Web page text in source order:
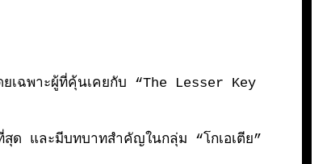
ยเฉพาะผู้ที่คุ้นเคยกับ “The Lesser Key
ด และมีบทบาทสำคัญในกลุ่ม “โกเอเตีย”